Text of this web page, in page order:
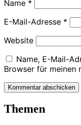
Name *
E-Mail-Adresse *
Website
Name, E-Mail-
Browser für meinen
Kommentar abschicken
Themen